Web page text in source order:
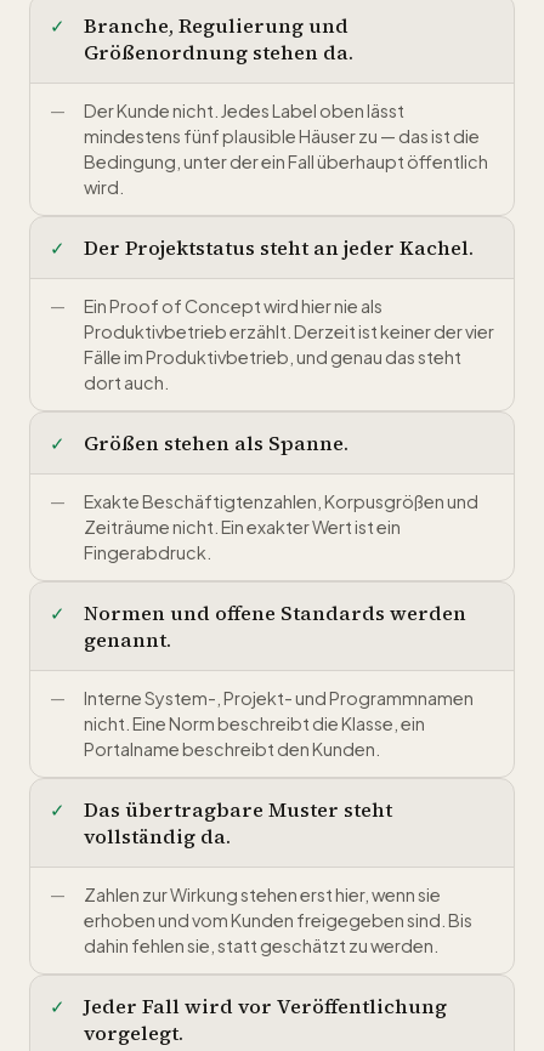
Branche, Regulierung und
Größenordnung stehen da.
Der Kunde nicht. Jedes Label oben lässt
mindestens fünf plausible Häuser zu — das ist die
Bedingung, unter der ein Fall überhaupt öffentlich
wird.
Der Projektstatus steht an jeder Kachel.
Ein Proof of Concept wird hier nie als
Produktivbetrieb erzählt. Derzeit ist keiner der vier
Fälle im Produktivbetrieb, und genau das steht
dort auch.
Größen stehen als Spanne.
Exakte Beschäftigtenzahlen, Korpusgrößen und
Zeiträume nicht. Ein exakter Wert ist ein
Fingerabdruck.
Normen und offene Standards werden
genannt.
Interne System-, Projekt- und Programmnamen
nicht. Eine Norm beschreibt die Klasse, ein
Portalname beschreibt den Kunden.
Das übertragbare Muster steht
vollständig da.
Zahlen zur Wirkung stehen erst hier, wenn sie
erhoben und vom Kunden freigegeben sind. Bis
dahin fehlen sie, statt geschätzt zu werden.
Jeder Fall wird vor Veröffentlichung
vorgelegt.